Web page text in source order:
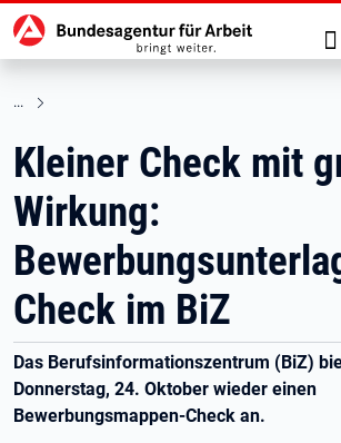
zu den Hauptinhalten springen
Hauptnavigation
Kleiner Check mit
Wirkung:
Check im BiZ
Das Berufsinformationszentrum (BiZ)
Donnerstag, 24. Oktober wieder einen
Bewerbungsmappen-Check an.